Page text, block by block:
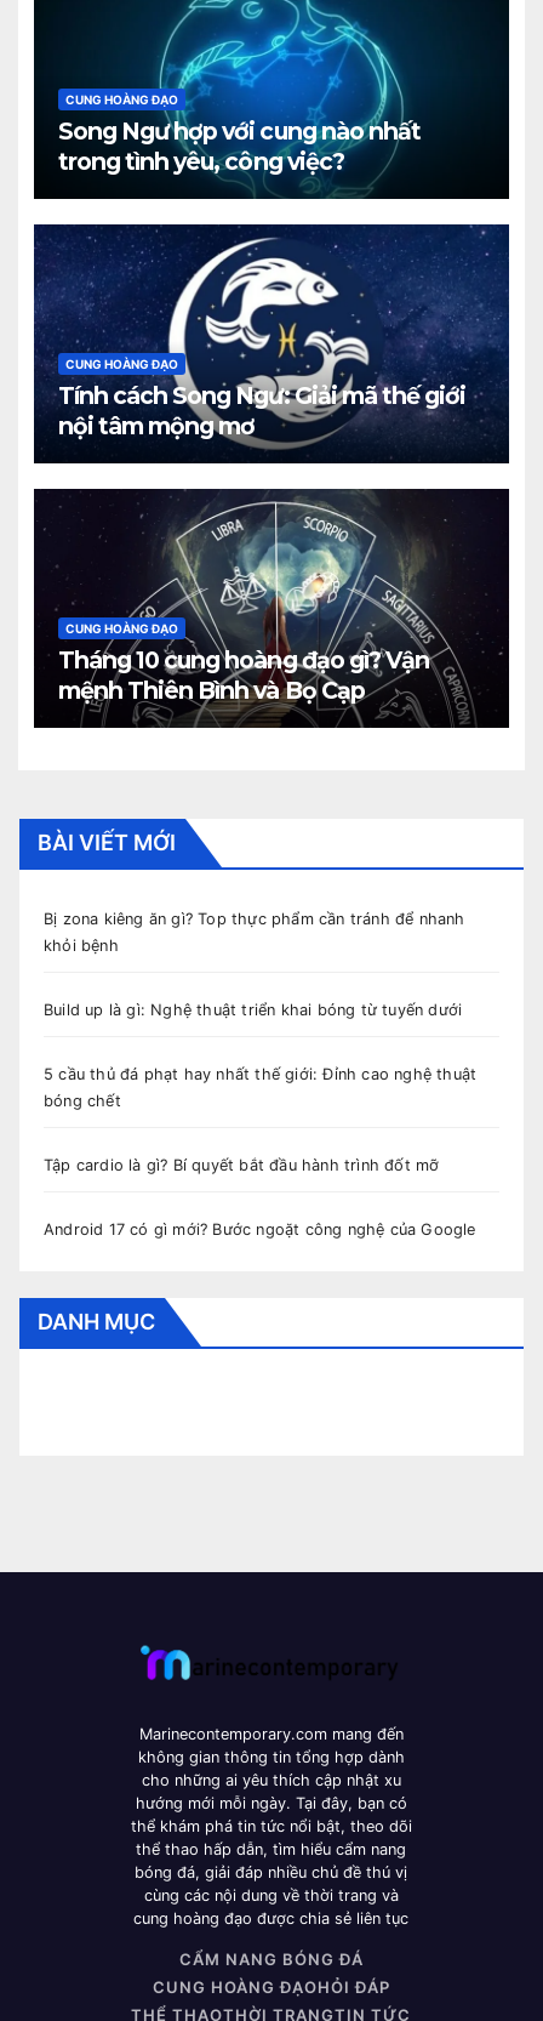
CUNG HOÀNG ĐẠO
Song Ngư hợp với cung nào nhất
trong tình yêu, công việc?
CUNG HOÀNG ĐẠO
Tính cách Song Ngư: Giải mã thế giới
nội tâm mộng mơ
CUNG HOÀNG ĐẠO
Tháng 10 cung hoàng đạo gì? Vận
mệnh Thiên Bình và Bọ Cạp
BÀI VIẾT MỚI
Bị zona kiêng ăn gì? Top thực phẩm cần tránh để nhanh
khỏi bệnh
Build up là gì: Nghệ thuật triển khai bóng từ tuyến dưới
5 cầu thủ đá phạt hay nhất thế giới: Đỉnh cao nghệ thuật
bóng chết
Tập cardio là gì? Bí quyết bắt đầu hành trình đốt mỡ
Android 17 có gì mới? Bước ngoặt công nghệ của Google
DANH MỤC
Marinecontemporary.com mang đến
không gian thông tin tổng hợp dành
cho những ai yêu thích cập nhật xu
hướng mới mỗi ngày. Tại đây, bạn có
thể khám phá tin tức nổi bật, theo dõi
thể thao hấp dẫn, tìm hiểu cẩm nang
bóng đá, giải đáp nhiều chủ đề thú vị
cùng các nội dung về thời trang và
cung hoàng đạo được chia sẻ liên tục
CẨM NANG BÓNG ĐÁ
CUNG HOÀNG ĐẠOHỎI ĐÁP
THỂ THAOTHỜI TRANGTIN TỨC